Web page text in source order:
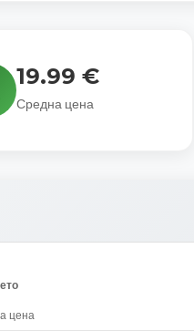
19.99 €
Средна цена